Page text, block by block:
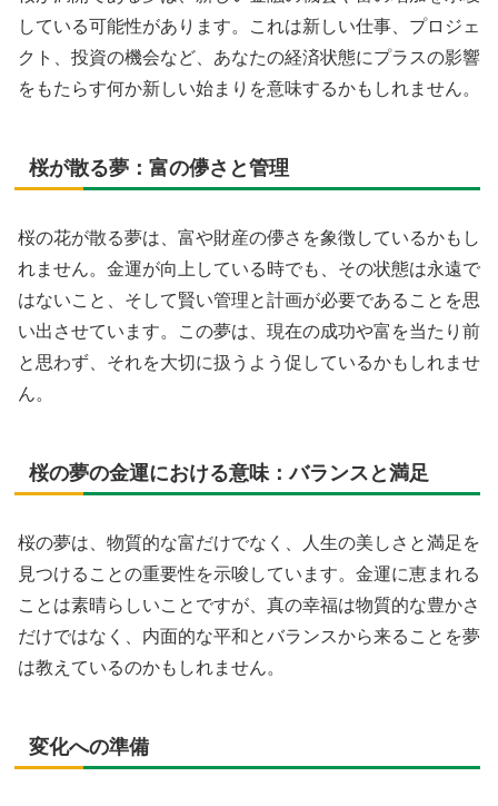
している可能性があります。これは新しい仕事、プロジェ
クト、投資の機会など、あなたの経済状態にプラスの影響
をもたらす何か新しい始まりを意味するかもしれません。
桜が散る夢：富の儚さと管理
桜の花が散る夢は、富や財産の儚さを象徴しているかもし
れません。金運が向上している時でも、その状態は永遠で
はないこと、そして賢い管理と計画が必要であることを思
い出させています。この夢は、現在の成功や富を当たり前
と思わず、それを大切に扱うよう促しているかもしれませ
ん。
桜の夢の金運における意味：バランスと満足
桜の夢は、物質的な富だけでなく、人生の美しさと満足を
見つけることの重要性を示唆しています。金運に恵まれる
ことは素晴らしいことですが、真の幸福は物質的な豊かさ
だけではなく、内面的な平和とバランスから来ることを夢
は教えているのかもしれません。
変化への準備